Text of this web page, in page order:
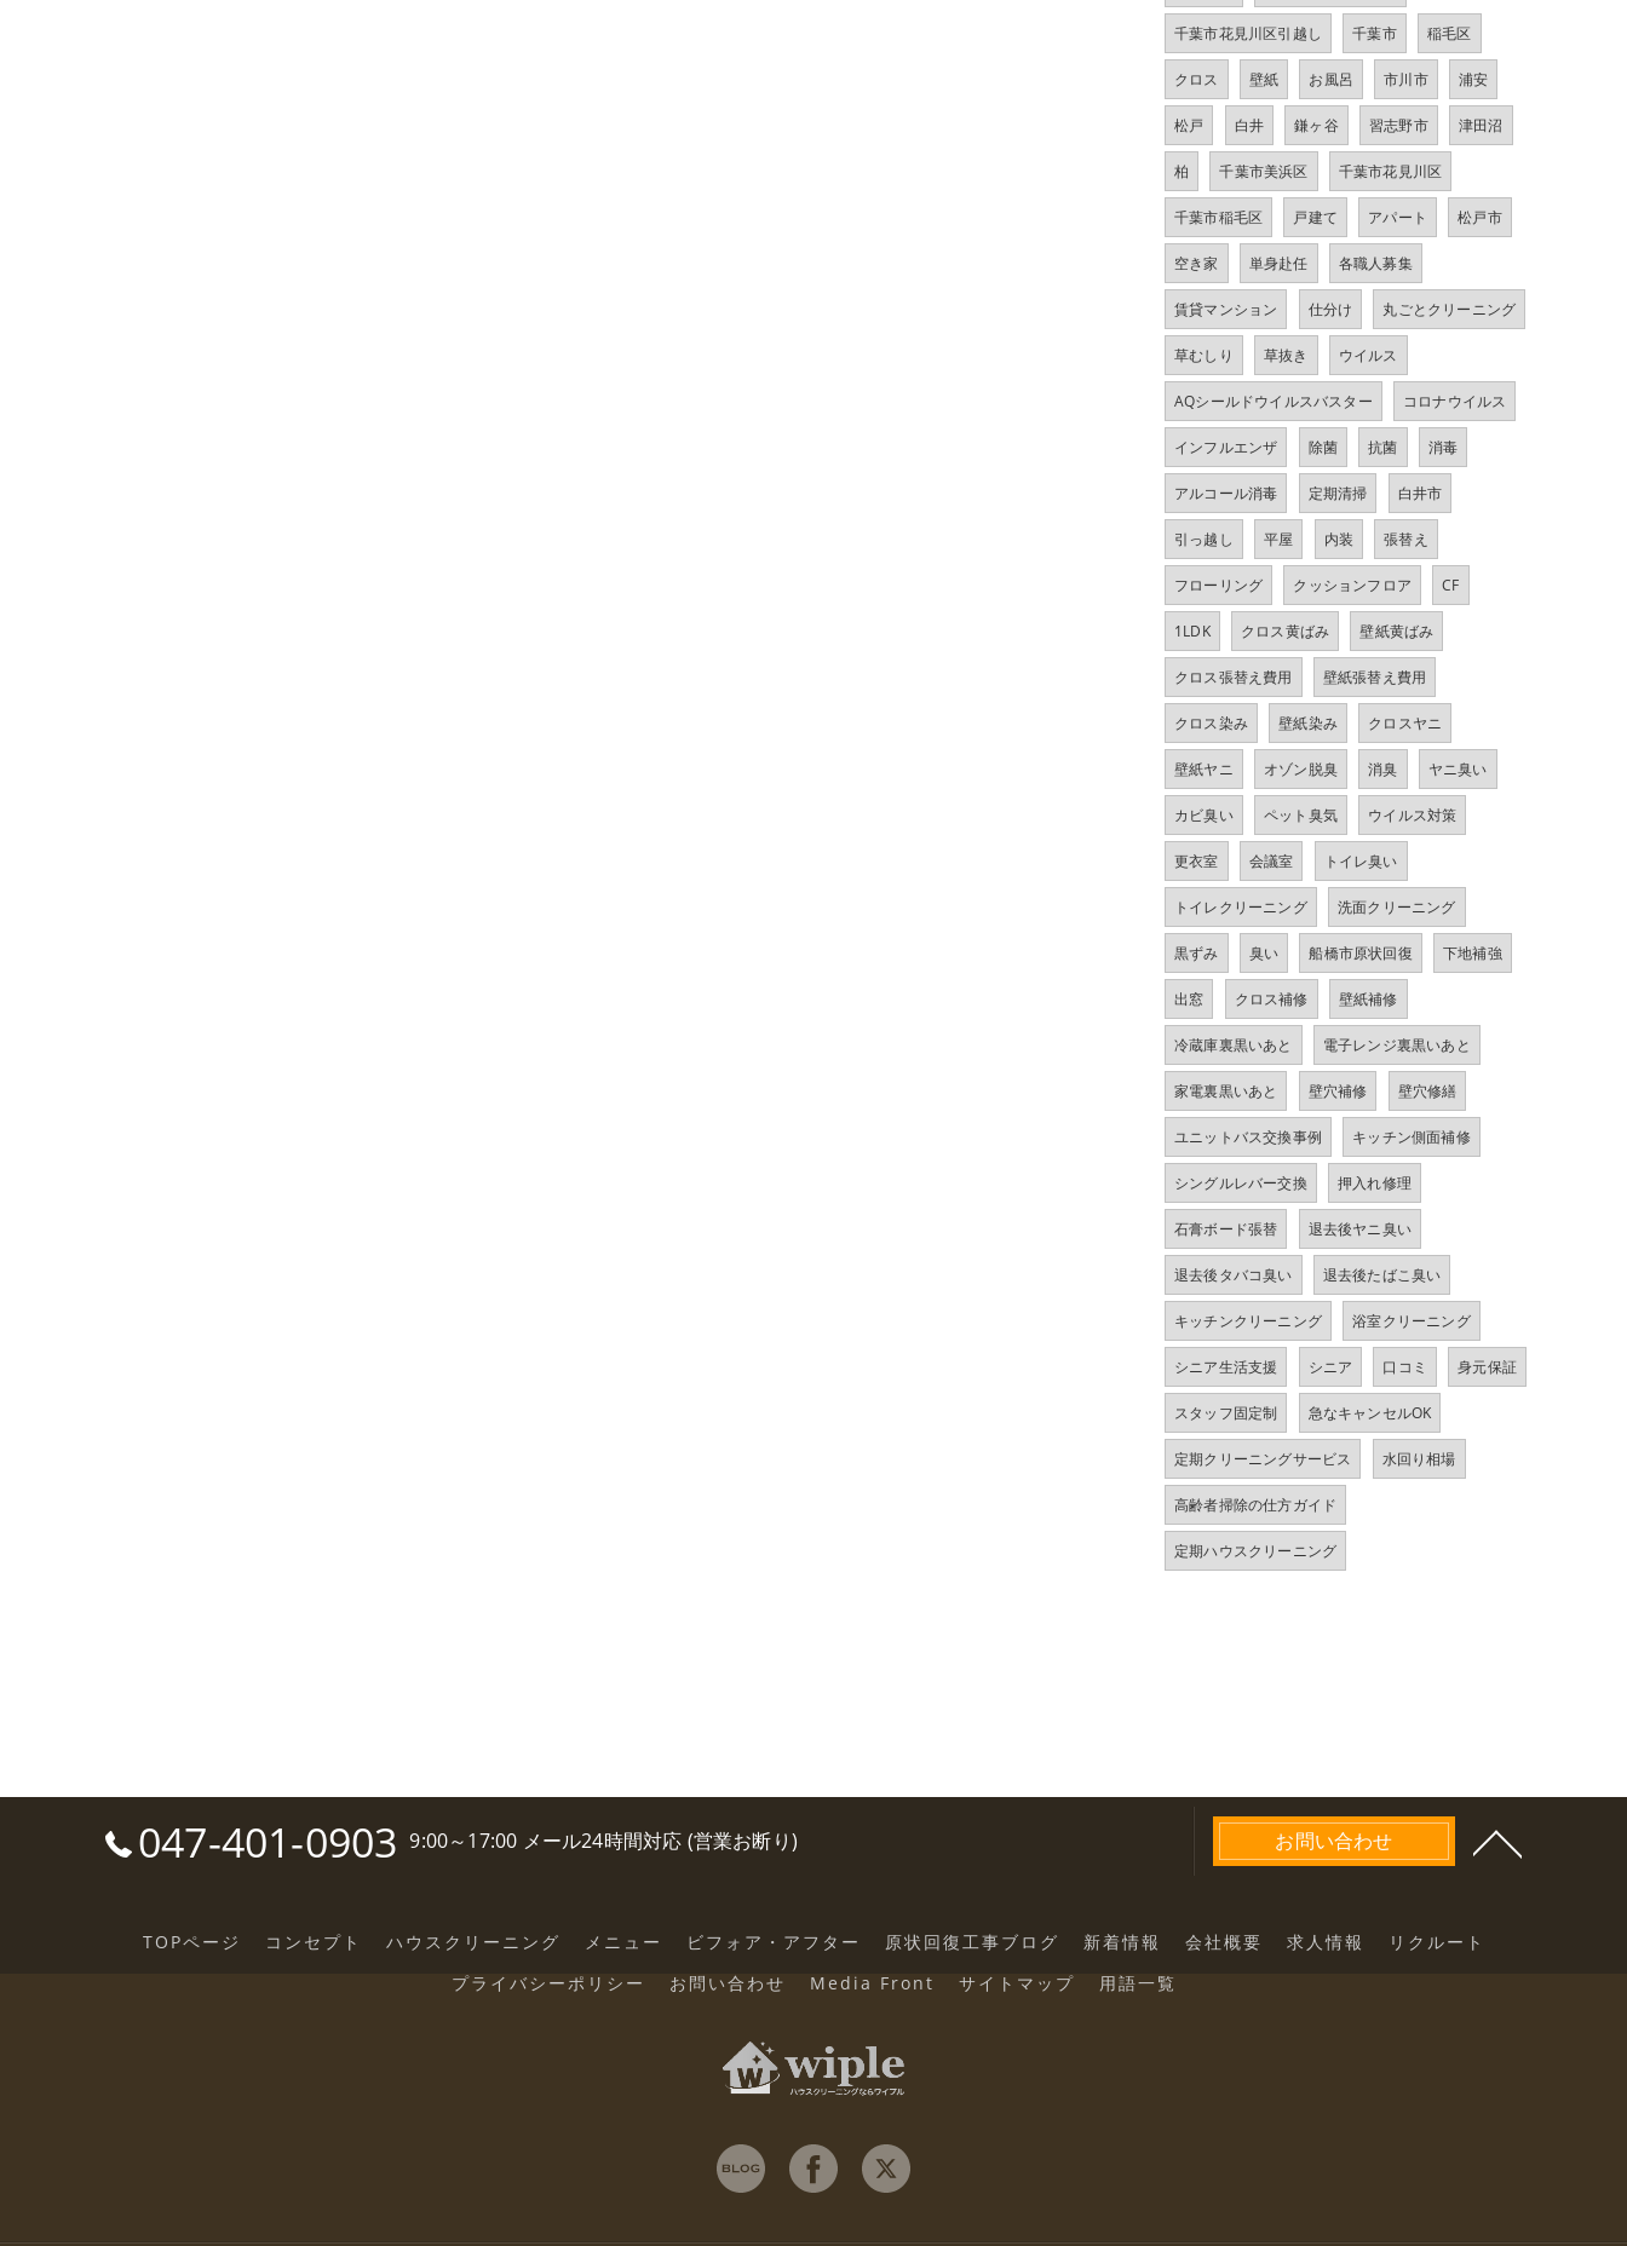
千葉市花見川区引越し 千葉市 稲毛区
クロス 壁紙 お風呂 市川市 浦安
松戸 白井 鎌ヶ谷 習志野市 津田沼
柏 千葉市美浜区 千葉市花見川区
千葉市稲毛区 戸建て アパート 松戸市
空き家 単身赴任 各職人募集
賃貸マンション 仕分け 丸ごとクリーニング
草むしり 草抜き ウイルス
AQシールドウイルスバスター コロナウイルス
インフルエンザ 除菌 抗菌 消毒
アルコール消毒 定期清掃 白井市
引っ越し 平屋 内装 張替え
フローリング クッションフロア CF
1LDK クロス黄ばみ 壁紙黄ばみ
クロス張替え費用 壁紙張替え費用
クロス染み 壁紙染み クロスヤニ
壁紙ヤニ オゾン脱臭 消臭 ヤニ臭い
カビ臭い ペット臭気 ウイルス対策
更衣室 会議室 トイレ臭い
トイレクリーニング 洗面クリーニング
黒ずみ 臭い 船橋市原状回復 下地補強
出窓 クロス補修 壁紙補修
冷蔵庫裏黒いあと 電子レンジ裏黒いあと
家電裏黒いあと 壁穴補修 壁穴修繕
ユニットバス交換事例 キッチン側面補修
シングルレバー交換 押入れ修理
石膏ボード張替 退去後ヤニ臭い
退去後タバコ臭い 退去後たばこ臭い
キッチンクリーニング 浴室クリーニング
シニア生活支援 シニア 口コミ 身元保証
スタッフ固定制 急なキャンセルOK
定期クリーニングサービス 水回り相場
高齢者掃除の仕方ガイド
定期ハウスクリーニング
047-401-0903 9:00～17:00 メール24時間対応 (営業お断り) お問い合わせ
TOPページ コンセプト ハウスクリーニング メニュー ビフォア・アフター 原状回復工事ブログ 新着情報 会社概要 求人情報
リクルート
プライバシーポリシー
お問い合わせ Media Front サイトマップ 用語一覧